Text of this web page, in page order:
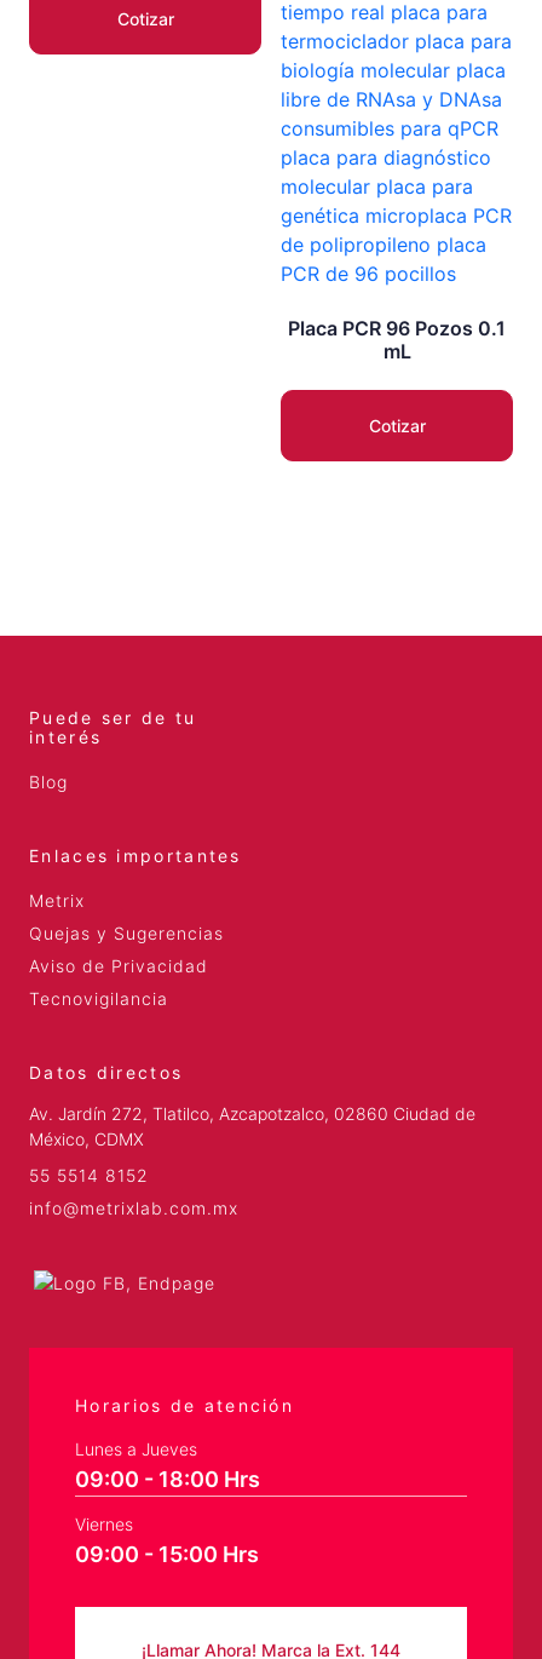
Cotizar
Placa PCR 96 Pozos 0.1
mL
Cotizar
Puede ser de tu
interés
Blog
Enlaces importantes
Metrix
Quejas y Sugerencias
Aviso de Privacidad
Tecnovigilancia
Datos directos
Av. Jardín 272, Tlatilco, Azcapotzalco, 02860 Ciudad de
México, CDMX
55 5514 8152
info@metrixlab.com.mx
Horarios de atención
Lunes a Jueves
09:00 - 18:00 Hrs
Viernes
09:00 - 15:00 Hrs
¡Llamar Ahora! Marca la Ext. 144